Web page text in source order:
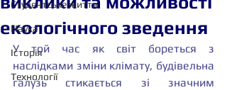
Студентське життя
Наука
Історія
Технології
екологічного зведення
У той час як світ бореться з
наслідками зміни клімату, будівельна
галузь стикається зі значним